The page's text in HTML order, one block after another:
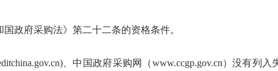
政府采购法》第二十二条的资格条件。
、中国政府采购网（www.ccgp.gov.cn）没有列